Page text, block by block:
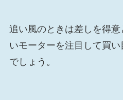
追い風のときは差しを得
いモーターを注目して買
でしょう。